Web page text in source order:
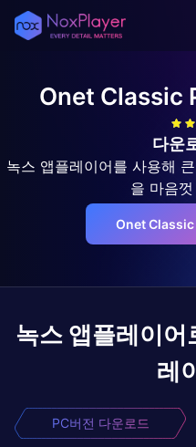
Onet Classic
다운
녹스 앱플레이어를 사용해
을 마음
Onet Classic
녹스 앱플레이어
레
PC버전 다운로드